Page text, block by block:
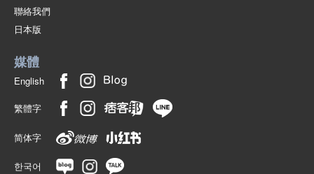
聯絡我們
日本版
媒體
English
繁體字
简体字
한국어